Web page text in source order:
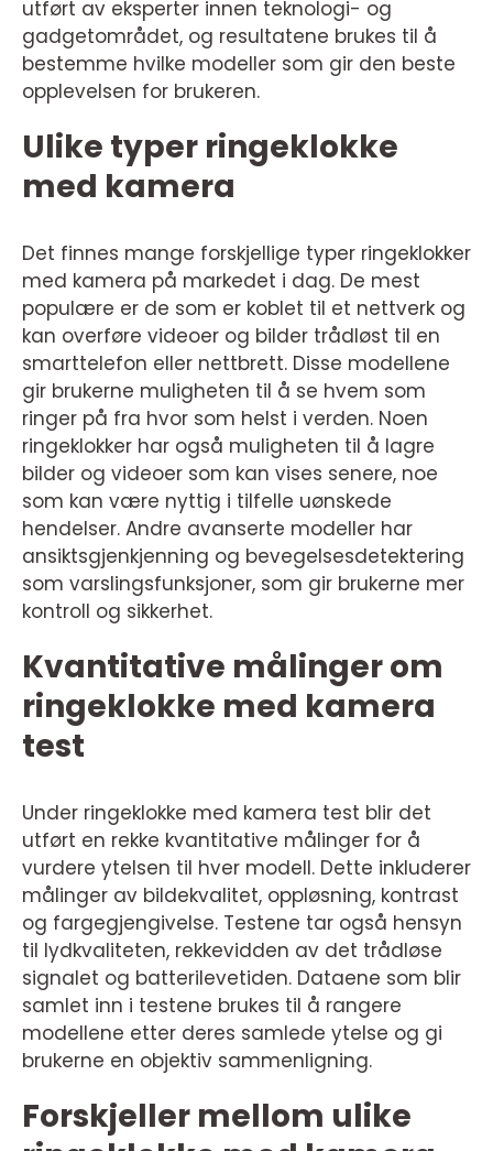
utført av eksperter innen teknologi- og
gadgetområdet, og resultatene brukes til å
bestemme hvilke modeller som gir den beste
opplevelsen for brukeren.
Ulike typer ringeklokke
med kamera
Det finnes mange forskjellige typer ringeklokker
med kamera på markedet i dag. De mest
populære er de som er koblet til et nettverk og
kan overføre videoer og bilder trådløst til en
smarttelefon eller nettbrett. Disse modellene
gir brukerne muligheten til å se hvem som
ringer på fra hvor som helst i verden. Noen
ringeklokker har også muligheten til å lagre
bilder og videoer som kan vises senere, noe
som kan være nyttig i tilfelle uønskede
hendelser. Andre avanserte modeller har
ansiktsgjenkjenning og bevegelsesdetektering
som varslingsfunksjoner, som gir brukerne mer
kontroll og sikkerhet.
Kvantitative målinger om
ringeklokke med kamera
test
Under ringeklokke med kamera test blir det
utført en rekke kvantitative målinger for å
vurdere ytelsen til hver modell. Dette inkluderer
målinger av bildekvalitet, oppløsning, kontrast
og fargegjengivelse. Testene tar også hensyn
til lydkvaliteten, rekkevidden av det trådløse
signalet og batterilevetiden. Dataene som blir
samlet inn i testene brukes til å rangere
modellene etter deres samlede ytelse og gi
brukerne en objektiv sammenligning.
Forskjeller mellom ulike